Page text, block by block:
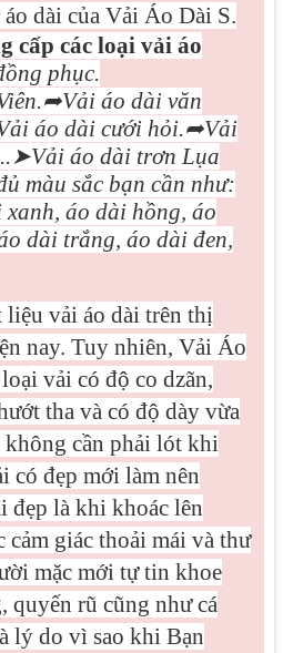
dài của Vải Áo Dài S.
cấp các loại vải áo
phục.
➦Vải áo dài văn
áo dài cưới hỏi.➦Vải
➤Vải áo dài trơn Lụa
màu sắc bạn cần như:
áo dài hồng, áo
dài trắng, áo dài đen,
liệu vải áo dài trên thị
nay. Tuy nhiên, Vải Áo
vải có độ co dzãn,
tha và có độ dày vừa
không cần phải lót khi
có đẹp mới làm nên
đẹp là khi khoác lên
giác thoải mái và thư
mặc mới tự tin khoe
quyến rũ cũng như cá
lý do vì sao khi Bạn